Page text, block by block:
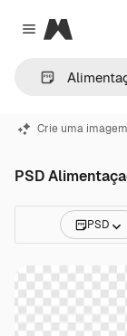
Close menu
Magnific
Crie uma
PSD
PSD